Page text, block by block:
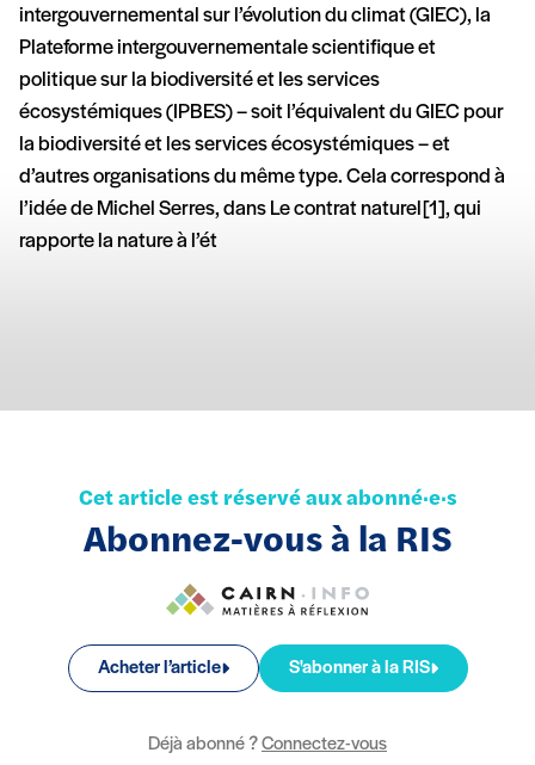
intergouvernemental sur l’évolution du climat (GIEC), la
Plateforme intergouvernementale scientifique et
politique sur la biodiversité et les services
écosystémiques (IPBES) – soit l’équivalent du GIEC pour
la biodiversité et les services écosystémiques – et
d’autres organisations du même type. Cela correspond à
l’idée de Michel Serres, dans Le contrat naturel [1], qui
rapporte la nature à l’ét
Cet article est réservé aux abonné·e·s
Abonnez-vous à la RIS
Acheter l’article S'abonner à la RIS
Déjà abonné ?Connectez-vous